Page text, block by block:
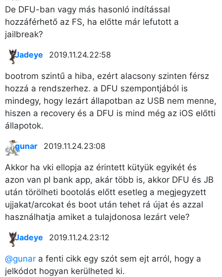
De DFU-ban vagy más hasonló indítással
hozzáférhető az FS, ha előtte már lefutott a
jailbreak?
Jadeye 2019.11.24. 22:58
bootrom szintű a hiba, ezért alacsony szinten férsz
hozzá a rendszerhez. a DFU szempontjából is
mindegy, hogy lezárt állapotban az USB nem menne,
hiszen a recovery és a DFU is mind még az iOS előtti
állapotok.
gunar 2019.11.24. 23:08
Akkor ha vki ellopja az érintett kütyük egyikét és
azon van pl bank app, akár több is, akkor DFU és JB
után törölheti bootolás előtt esetleg a megjegyzett
ujjakat/arcokat és boot után tehet rá újat és azzal
használhatja amiket a tulajdonosa lezárt vele?
Jadeye 2019.11.24. 23:12
@gunar a fenti cikk egy szót sem ejt arról, hogy a
jelkódot hogyan kerülheted ki.